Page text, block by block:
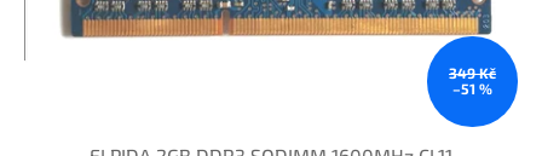
349 Kč
–51 %